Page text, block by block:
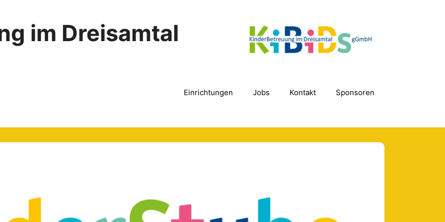
im Dreisamtal
Einrichtungen Jobs Kontakt Sponsoren